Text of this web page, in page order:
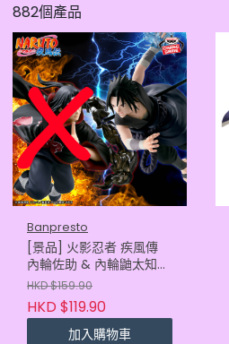
882個產品
Banpresto
[景品] 火影忍者 疾風傳
內輪佐助 & 內輪鼬太知
內輪佐助
HKD $159.90
HKD $119.90
加入購物車